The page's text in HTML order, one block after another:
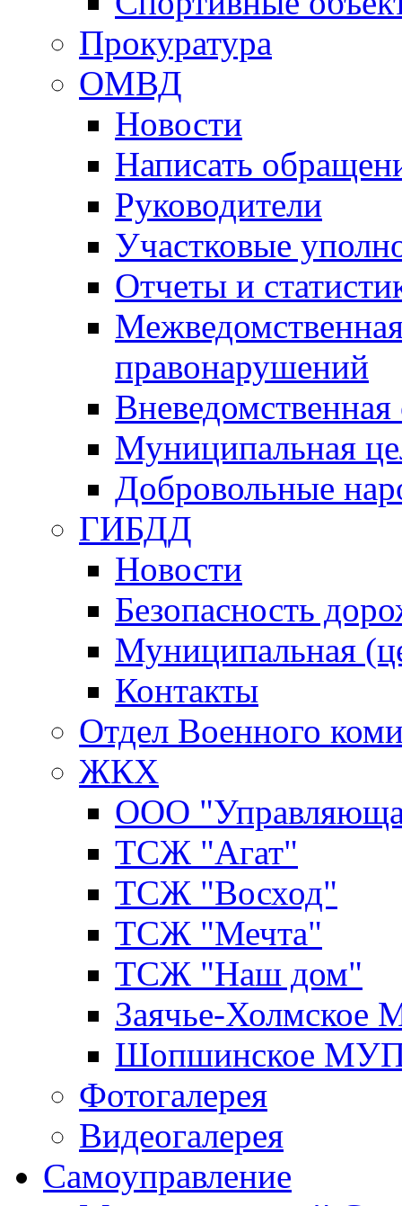
Прокуратура
ОМВД
Новости
Написать
Руководители
Участковые
Отчеты и
правонарушений
Вневедомственная
Муниципальная
Добровольные
ГИБДД
Новости
Безопасность
Муниципальная
Контакты
Отдел Военного
ЖКХ
ООО
ТСЖ "Агат"
ТСЖ "Восход"
ТСЖ "Мечта"
ТСЖ "Наш дом"
Заячье-
Шопшинское
Фотогалерея
Видеогалерея
Самоуправление